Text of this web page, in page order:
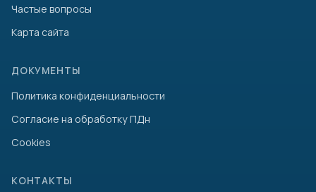
Частые вопросы
Карта сайта
ДОКУМЕНТЫ
Политика конфиденциальности
Согласие на обработку ПДн
Cookies
КОНТАКТЫ